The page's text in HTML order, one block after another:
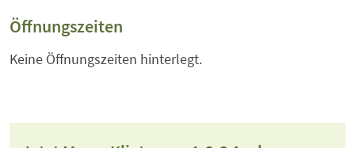
Öffnungszeiten
Keine Öffnungszeiten hinterlegt.